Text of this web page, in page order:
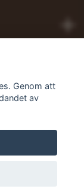
Genom att
av